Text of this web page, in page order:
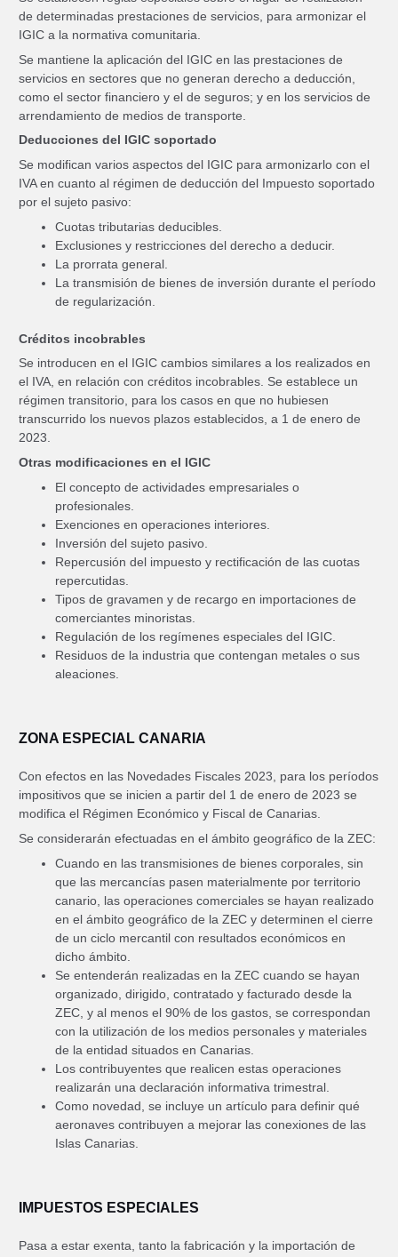
de determinadas prestaciones de servicios, para armonizar el
IGIC a la normativa comunitaria.
Se mantiene la aplicación del IGIC en las prestaciones de
servicios en sectores que no generan derecho a deducción,
como el sector financiero y el de seguros; y en los servicios de
arrendamiento de medios de transporte.
Deducciones del IGIC soportado
Se modifican varios aspectos del IGIC para armonizarlo con el
IVA en cuanto al régimen de deducción del Impuesto soportado
por el sujeto pasivo:
Cuotas tributarias deducibles.
Exclusiones y restricciones del derecho a deducir.
La prorrata general.
La transmisión de bienes de inversión durante el período
de regularización.
Créditos incobrables
Se introducen en el IGIC cambios similares a los realizados en
el IVA, en relación con créditos incobrables. Se establece un
régimen transitorio, para los casos en que no hubiesen
transcurrido los nuevos plazos establecidos, a 1 de enero de
2023.
Otras modificaciones en el IGIC
El concepto de actividades empresariales o
profesionales.
Exenciones en operaciones interiores.
Inversión del sujeto pasivo.
Repercusión del impuesto y rectificación de las cuotas
repercutidas.
Tipos de gravamen y de recargo en importaciones de
comerciantes minoristas.
Regulación de los regímenes especiales del IGIC.
Residuos de la industria que contengan metales o sus
aleaciones.
ZONA ESPECIAL CANARIA
Con efectos en las Novedades Fiscales 2023, para los períodos
impositivos que se inicien a partir del 1 de enero de 2023 se
modifica el Régimen Económico y Fiscal de Canarias.
Se considerarán efectuadas en el ámbito geográfico de la ZEC:
Cuando en las transmisiones de bienes corporales, sin
que las mercancías pasen materialmente por territorio
canario, las operaciones comerciales se hayan realizado
en el ámbito geográfico de la ZEC y determinen el cierre
de un ciclo mercantil con resultados económicos en
dicho ámbito.
Se entenderán realizadas en la ZEC cuando se hayan
organizado, dirigido, contratado y facturado desde la
ZEC, y al menos el 90% de los gastos, se correspondan
con la utilización de los medios personales y materiales
de la entidad situados en Canarias.
Los contribuyentes que realicen estas operaciones
realizarán una declaración informativa trimestral.
Como novedad, se incluye un artículo para definir qué
aeronaves contribuyen a mejorar las conexiones de las
Islas Canarias.
IMPUESTOS ESPECIALES
Pasa a estar exenta, tanto la fabricación y la importación de